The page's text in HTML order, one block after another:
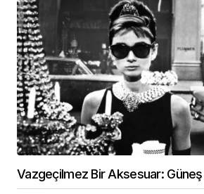
Vazgeçilmez Bir Aksesuar: